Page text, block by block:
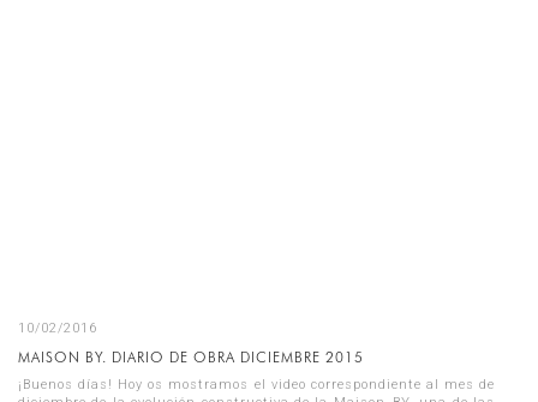
10/02/2016
MAISON BY. DIARIO DE OBRA DICIEMBRE 2015
¡Buenos días! Hoy os mostramos el video correspondiente al mes de